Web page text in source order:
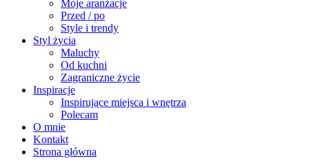
Moje aranżacje
Przed / po
Style i trendy
Styl życia
Maluchy
Od kuchni
Zagraniczne życie
Inspiracje
Inspirujące miejsca i wnętrza
Polecam
O mnie
Kontakt
Strona główna